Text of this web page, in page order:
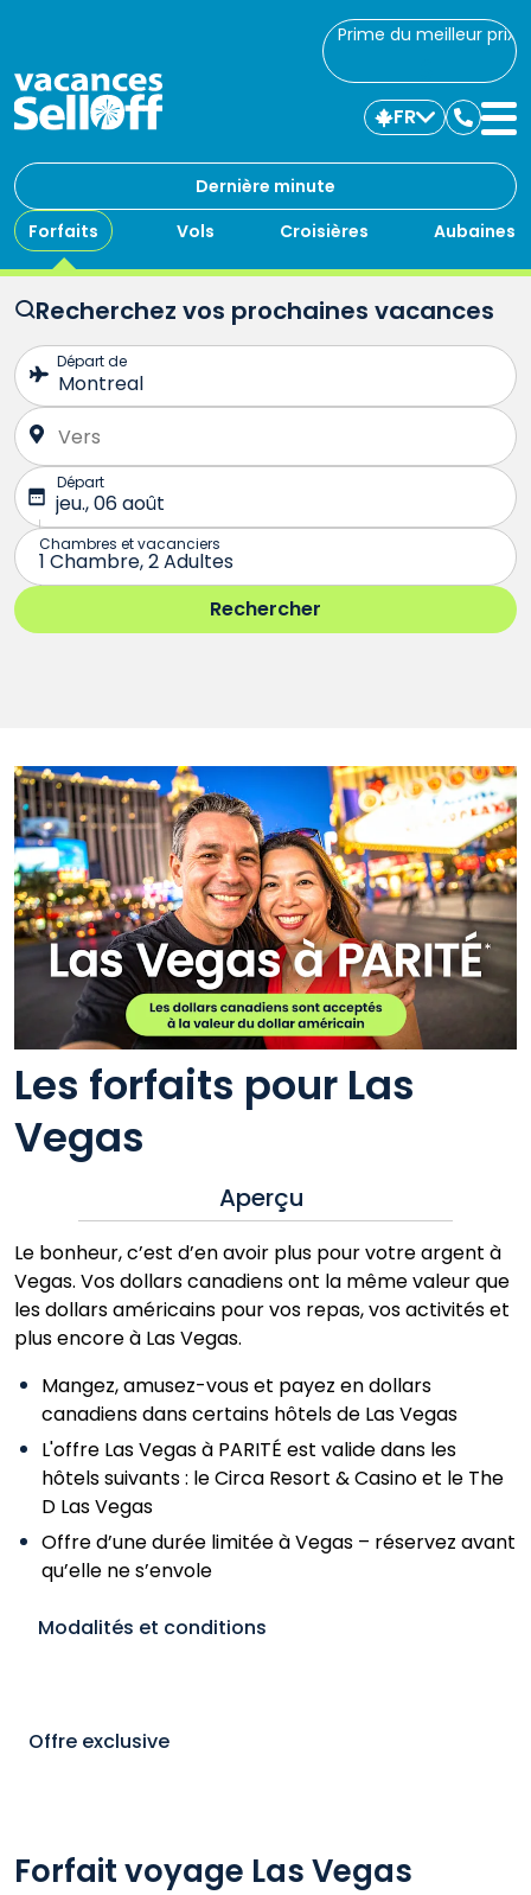
Prime du meilleur prix
Dernière minute
Forfaits
Vols Croisières Aubaines
FR
avec
Recherchez vos prochaines vacances
Les forfaits pour Las
Vegas
Aperçu
Le bonheur, c’est d’en avoir plus pour votre argent à
Vegas. Vos dollars canadiens ont la même valeur que
les dollars américains pour vos repas, vos activités et
plus encore à Las Vegas.
Mangez, amusez-vous et payez en dollars
canadiens dans certains hôtels de Las Vegas
L'offre Las Vegas à PARITÉ est valide dans les
hôtels suivants : le Circa Resort & Casino et le The
D Las Vegas
Offre d’une durée limitée à Vegas – réservez avant
qu’elle ne s’envole
Modalités et conditions
Offre exclusive
Forfait voyage Las Vegas